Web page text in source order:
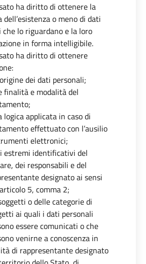
ha diritto di ottenere la
dell’esistenza o meno di dati
che lo riguardano e la loro
in forma intelligibile.
ha diritto di ottenere
dei dati personali;
finalità e modalità del
logica applicata in caso di
effettuato con l’ausilio
elettronici;
estremi identificativi del
dei responsabili e del
designato ai sensi
5, comma 2;
o delle categorie di
ai quali i dati personali
essere comunicati o che
venirne a conoscenza in
di rappresentante designato